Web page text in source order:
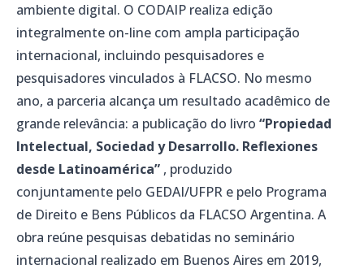
ambiente digital. O CODAIP realiza edição
integralmente on-line com ampla participação
internacional, incluindo pesquisadores e
pesquisadores vinculados à FLACSO. No mesmo
ano, a parceria alcança um resultado acadêmico de
grande relevância: a publicação do livro “Propiedad
Intelectual, Sociedad y Desarrollo. Reflexiones
desde Latinoamérica” , produzido
conjuntamente pelo GEDAI/UFPR e pelo Programa
de Direito e Bens Públicos da FLACSO Argentina. A
obra reúne pesquisas debatidas no seminário
internacional realizado em Buenos Aires em 2019,